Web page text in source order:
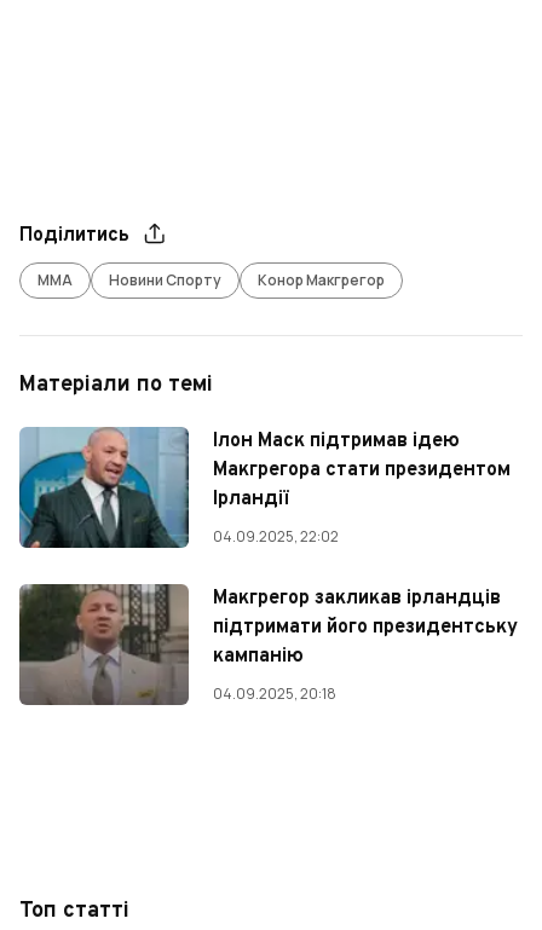
Поділитись
ММА Новини Спорту Конор Макгрегор
Матеріали по темі
Ілон Маск підтримав ідею
Макгрегора стати президентом
Ірландії
04.09.2025, 22:02
Макгрегор закликав ірландців
підтримати його президентську
кампанію
04.09.2025, 20:18
Топ статті